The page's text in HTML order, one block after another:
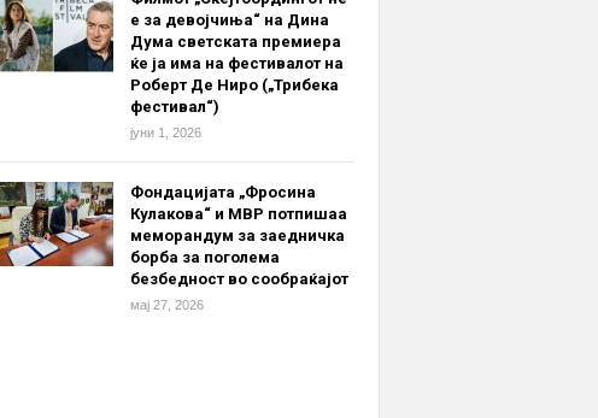
е за девојчиња“ на Дина
Дума светската премиера
ќе ја има на фестивалот на
Роберт Де Ниро („Трибека
фестивал“)
јуни 1, 2026
Фондацијата „Фросина
Кулакова“ и МВР потпишаа
меморандум за заедничка
борба за поголема
безбедност во сообраќајот
мај 27, 2026